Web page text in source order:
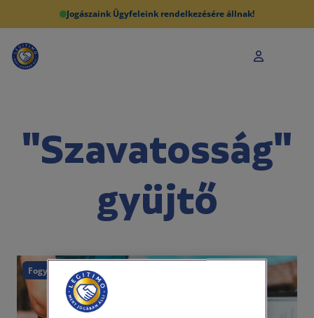
Jogászaink Ügyfeleink rendelkezésére állnak!
"Szavatosság"
gyüjtő
Fogyasztóvédelem